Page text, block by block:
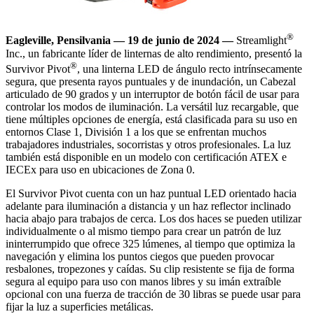
Eagleville, Pensilvania — 19 de junio de 2024 — Streamlight®
Inc., un fabricante líder de linternas de alto rendimiento, presentó la
Survivor Pivot®, una linterna LED de ángulo recto intrínsecamente
segura, que presenta rayos puntuales y de inundación, un Cabezal
articulado de 90 grados y un interruptor de botón fácil de usar para
controlar los modos de iluminación. La versátil luz recargable, que
tiene múltiples opciones de energía, está clasificada para su uso en
entornos Clase 1, División 1 a los que se enfrentan muchos
trabajadores industriales, socorristas y otros profesionales. La luz
también está disponible en un modelo con certificación ATEX e
IECEx para uso en ubicaciones de Zona 0.
El Survivor Pivot cuenta con un haz puntual LED orientado hacia
adelante para iluminación a distancia y un haz reflector inclinado
hacia abajo para trabajos de cerca. Los dos haces se pueden utilizar
individualmente o al mismo tiempo para crear un patrón de luz
ininterrumpido que ofrece 325 lúmenes, al tiempo que optimiza la
navegación y elimina los puntos ciegos que pueden provocar
resbalones, tropezones y caídas. Su clip resistente se fija de forma
segura al equipo para uso con manos libres y su imán extraíble
opcional con una fuerza de tracción de 30 libras se puede usar para
fijar la luz a superficies metálicas.